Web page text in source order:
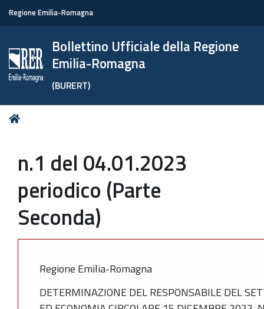
Regione Emilia-Romagna
Bollettino Ufficiale della Regione
Emilia-Romagna
(BURERT)
Tu
n.1 del 04.01.2023
periodico (Parte
Seconda)
Regione Emilia-Romagna
DETERMINAZIONE DEL RESPONSABILE DEL